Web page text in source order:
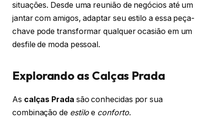
situações. Desde uma reunião de negócios até um
jantar com amigos, adaptar seu estilo a essa peça-
chave pode transformar qualquer ocasião em um
desfile de moda pessoal.
Explorando as Calças Prada
As calças Prada são conhecidas por sua
combinação de estilo e conforto.